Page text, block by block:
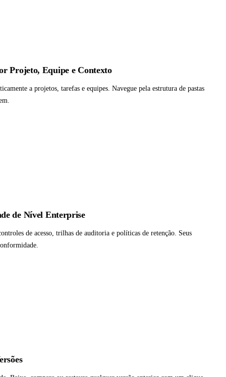
Projeto, Equipe e Contexto
a projetos, tarefas e equipes. Navegue pela estrutura de pastas
de Nível Enterprise
de acesso, trilhas de auditoria e políticas de retenção. Seus